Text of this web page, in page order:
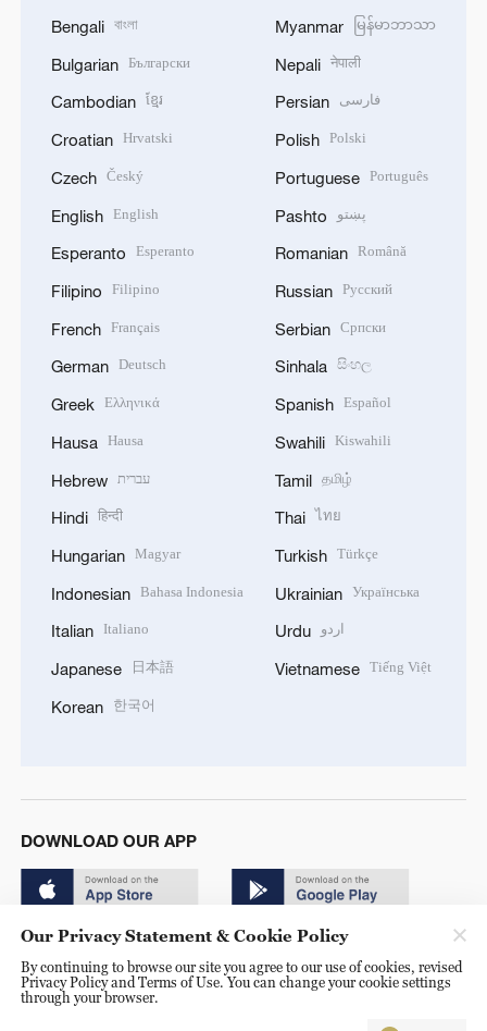
Bengali বাংলা
Bulgarian Български
Cambodian ខ្មែរ
Croatian Hrvatski
Czech Český
English English
Esperanto Esperanto
Filipino Filipino
French Français
German Deutsch
Greek Ελληνικά
Hausa Hausa
Hebrew עברית
Hindi हिन्दी
Hungarian Magyar
Indonesian Bahasa Indonesia
Italian Italiano
Japanese 日本語
Korean 한국어
Myanmar မြန်မာဘာသာ
Nepali नेपाली
Persian فارسی
Polish Polski
Portuguese Português
Pashto پښتو
Romanian Română
Russian Русский
Serbian Српски
Sinhala සිංහල
Spanish Español
Swahili Kiswahili
Tamil தமிழ்
Thai ไทย
Turkish Türkçe
Ukrainian Українська
Urdu اردو
Vietnamese Tiếng Việt
DOWNLOAD OUR APP
© China Radio International.CRI. All Rights Reserved. 16A
Our Privacy Statement & Cookie Policy
By continuing to browse our site you agree to our use of cookies, revised
Privacy Policy and Terms of Use. You can change your cookie settings
through your browser.